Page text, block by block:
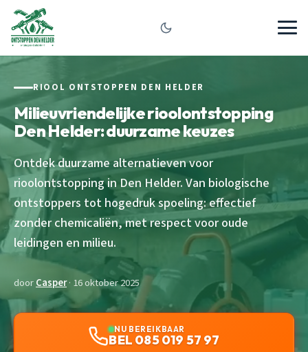
RIOOL ONTSTOPPEN DEN HELDER
Milieuvriendelijke rioolontstopping
Den Helder: duurzame keuzes
Ontdek duurzame alternatieven voor
rioolontstopping in Den Helder. Van biologische
ontstoppers tot hogedruk spoeling: effectief
zonder chemicaliën, met respect voor oude
leidingen en milieu.
doorCasper· 16 oktober 2025
NU BEREIKBAAR
BEL 085 019 57 97